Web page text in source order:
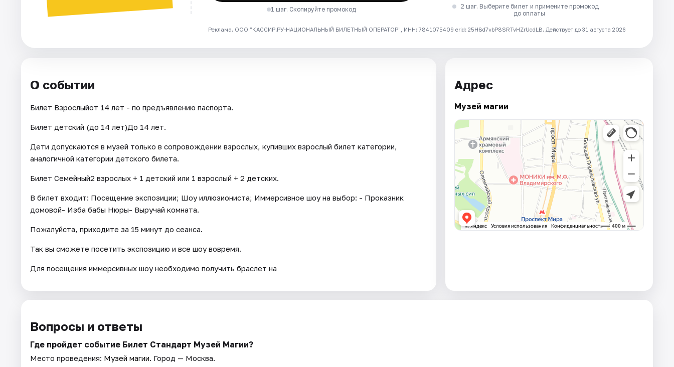
1 шаг. Скопируйте промокод
2 шаг. Выберите билет и примените промокод
до оплаты
Реклама. ООО "КАССИР.РУ-НАЦИОНАЛЬНЫЙ БИЛЕТНЫЙ ОПЕРАТОР", ИНН: 7841075409 erid: 25H8d7vbP8SRTvHZrUcdLB. Действует до 31 августа 2026
О событии
Билет Взрослыйот 14 лет - по предъявлению паспорта.
Билет детский (до 14 лет)До 14 лет.
Дети допускаются в музей только в сопровождении взрослых, купивших взрослый билет категории,
аналогичной категории детского билета.
Билет Семейный2 взрослых + 1 детский или 1 взрослый + 2 детских.
В билет входит: Посещение экспозиции; Шоу иллюзиониста; Иммерсивное шоу на выбор: - Проказник
домовой- Изба бабы Нюры- Выручай комната.
Пожалуйста, приходите за 15 минут до сеанса.
Так вы сможете посетить экспозицию и все шоу вовремя.
Для посещения иммерсивных шоу необходимо получить браслет на
Адрес
Музей магии
Вопросы и ответы
Где пройдет событие Билет Стандарт Музей Магии?
Место проведения: Музей магии. Город — Москва.